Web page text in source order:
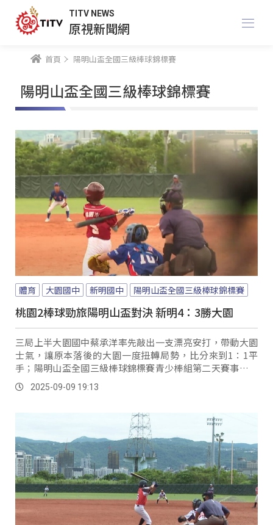
TITV NEWS
原視新聞網
首頁 陽明山盃全國三級棒球錦標賽
陽明山盃全國三級棒球錦標賽
體育 大園國中 新明國中 陽明山盃全國三級棒球錦標賽
桃園2棒球勁旅陽明山盃對決 新明4：3勝大園
三局上半大園國中蔡承洋率先敲出一支漂亮安打，帶動大園
士氣，讓原本落後的大園一度扭轉局勢，比分來到1：1平
手；陽明山盃全國三級棒球錦標賽青少棒組第二天賽事，是
由桃園兩所棒球勁旅國中隊伍對決，大園國中迎戰新明國
中。2025-09-09 19:13